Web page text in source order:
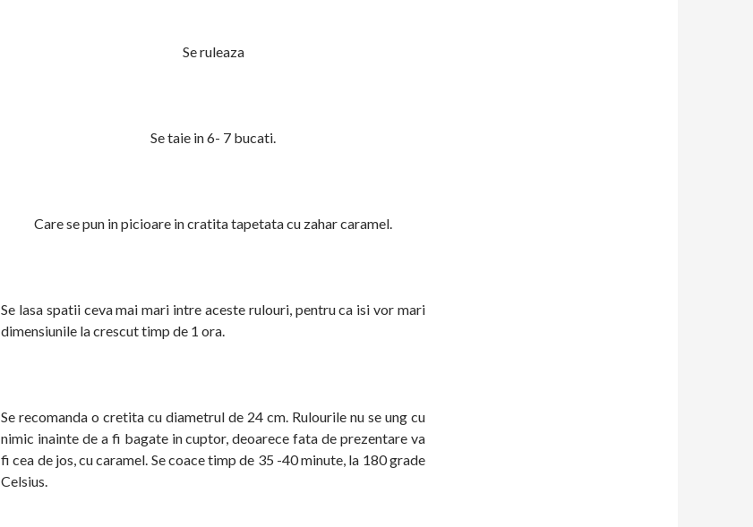
Se ruleaza
Se taie in 6- 7 bucati.
Care se pun in picioare in cratita tapetata cu zahar caramel.
Se lasa spatii ceva mai mari intre aceste rulouri, pentru ca isi vor mari
dimensiunile la crescut timp de 1 ora.
Se recomanda o cretita cu diametrul de 24 cm. Rulourile nu se ung cu
nimic inainte de a fi bagate in cuptor, deoarece fata de prezentare va
fi cea de jos, cu caramel. Se coace timp de 35 -40 minute, la 180 grade
Celsius.